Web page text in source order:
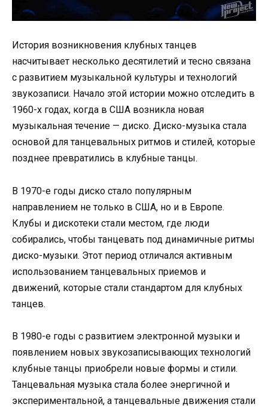
История возникновения клубных танцев
насчитывает несколько десятилетий и тесно связана
с развитием музыкальной культуры и технологий
звукозаписи. Начало этой истории можно отследить в
1960-х годах, когда в США возникла новая
музыкальная течение — диско. Диско-музыка стала
основой для танцевальных ритмов и стилей, которые
позднее превратились в клубные танцы.
В 1970-е годы диско стало популярным
направлением не только в США, но и в Европе.
Клубы и дискотеки стали местом, где люди
собирались, чтобы танцевать под динамичные ритмы
диско-музыки. Этот период отличался активным
использованием танцевальных приемов и
движений, которые стали стандартом для клубных
танцев.
В 1980-е годы с развитием электронной музыки и
появлением новых звукозаписывающих технологий
клубные танцы приобрели новые формы и стили.
Танцевальная музыка стала более энергичной и
экспериментальной, а танцевальные движения стали